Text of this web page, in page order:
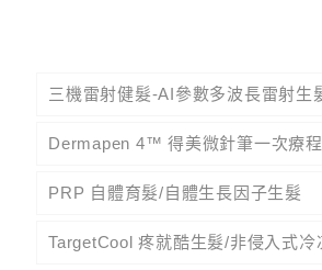
三機雷射健髮-AI參數多波長雷射生
Dermapen 4™ 得美微針筆一次療
PRP 自體育髮/自體生長因子生髮
TargetCool 疼就酷生髮/非侵入式冷